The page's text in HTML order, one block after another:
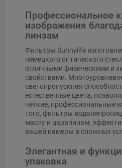
Профессиональное
изображения
линзам
Фильтры Sunnylife
немецкого оптического
отличными физическими и
свойствами.
светопропускная
естественные цвета,
четкие, профессиональные
того, фильтры
маслу и царапинам,
вашей камеры в сложных
Элегантная и
упаковка